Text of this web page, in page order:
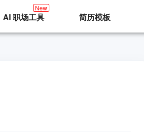
AI 职场工具
New
简历模板